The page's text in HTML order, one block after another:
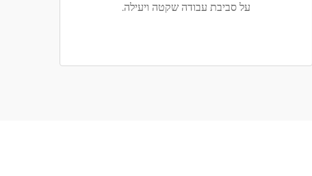
על סביבת עבודה שקטה ויעילה.